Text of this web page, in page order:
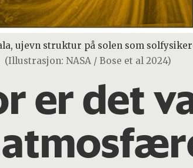
ujevn struktur på solen som
(Illustrasjon: NASA / Bose et al 2024)
er det